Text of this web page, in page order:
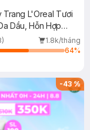
Trang L'Oreal Tươi
Dầu, Hỗn Hợp
1.8k/tháng
64%
-43%